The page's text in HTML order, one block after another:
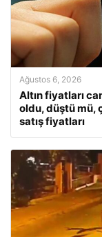
Ağustos 6, 2026
Altın fiyatları
oldu, düştü mü,
satış fiyatları